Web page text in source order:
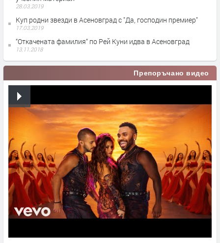
28.03.2019
Куп родни звезди в Асеновград с "Да, господин премиер"
17.03.2019
“Откачената фамилия“ по Рей Куни идва в Асеновград
13.11.2018
Препоръчано видео